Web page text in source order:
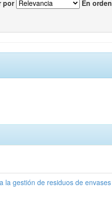
por En orden
la gestión de residuos de envases